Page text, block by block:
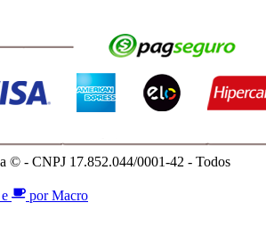
© - CNPJ 17.852.044/0001-42 - Todos
e por Macro